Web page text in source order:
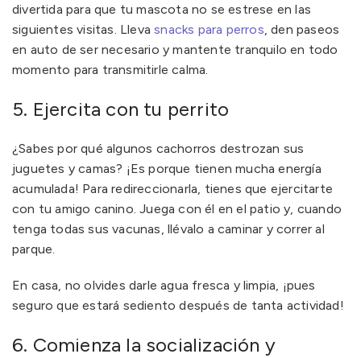
divertida para que tu mascota no se estrese en las
siguientes visitas. Llevasnacks para perros , den paseos
en auto de ser necesario y mantente tranquilo en todo
momento para transmitirle calma.
5. Ejercita con tu perrito
¿Sabes por qué algunos cachorros destrozan sus
juguetes y camas? ¡Es porque tienen mucha energía
acumulada! Para redireccionarla, tienes que ejercitarte
con tu amigo canino. Juega con él en el patio y, cuando
tenga todas sus vacunas, llévalo a caminar y correr al
parque.
En casa, no olvides darle agua fresca y limpia, ¡pues
seguro que estará sediento después de tanta actividad!
6. Comienza la socialización y